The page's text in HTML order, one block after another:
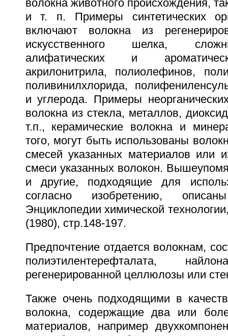
волокна животного происхождения,
и т. п. Примеры синтетических
включают волокна из
искусственного шелка,
алифатических и
акрилонитрила, полиолефинов,
поливинилхлорида,
и углерода. Примеры
волокна из стекла, металлов,
т.п., керамические волокна и
того, могут быть использованы
смесей указанных материалов или
смеси указанных волокон.
и другие, подходящие для
согласно изобретению,
Энциклопедии химической
(1980), стр.148-197.
Предпочтение отдается волокнам,
полиэтилентерефталата,
регенерированной целлюлозы или
Также очень подходящими в
волокна, содержащие два или
материалов, например